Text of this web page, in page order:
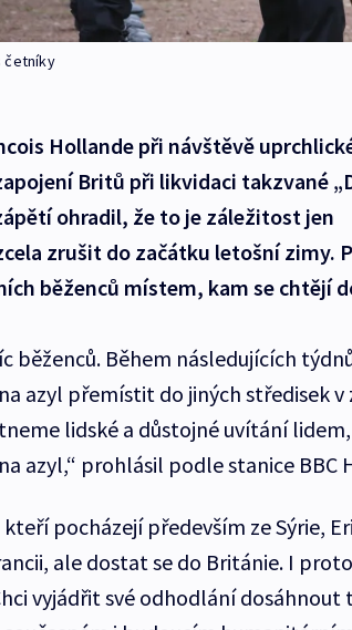
četníky
Hollande při návštěvě
Britů při likvidaci takzvané
ohradil, že to je záležitost jen
zrušit do začátku letošní zimy.
běženců místem, kam se chtějí
běženců. Během následujících
azyl přemístit do jiných středisek v
lidské a důstojné uvítání
azyl,“ prohlásil podle stanice BBC
pocházejí především ze Sýrie,
ale dostat se do Británie. I
vyjádřit své odhodlání dosáhnout